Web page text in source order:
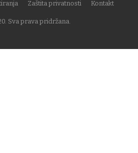
Sva prava pridržana.
Zaštita privatnosti
Kontakt